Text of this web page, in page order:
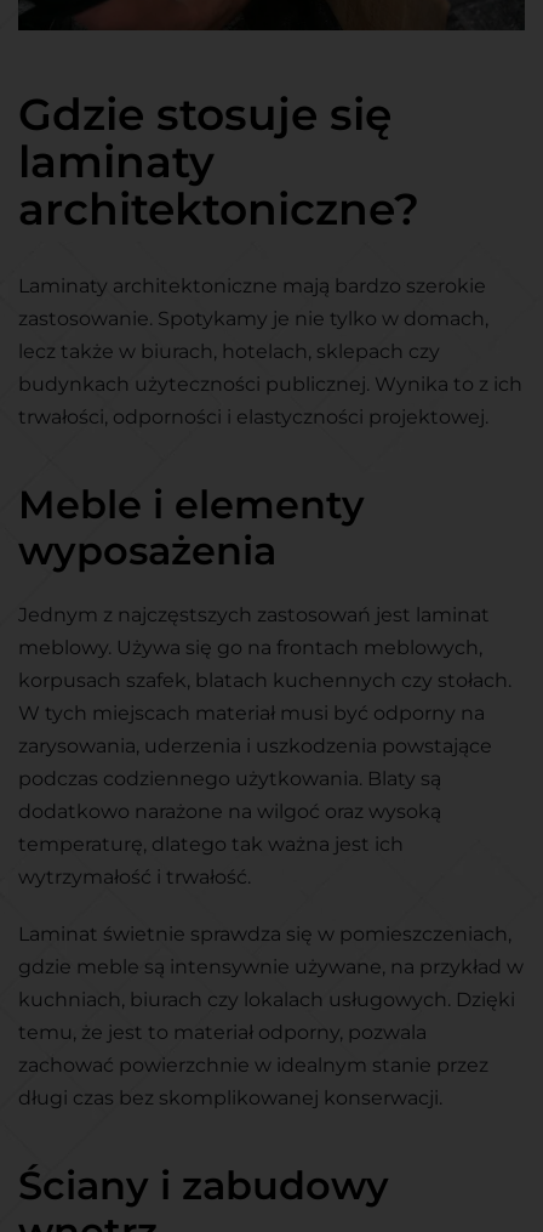
Gdzie stosuje się
laminaty
architektoniczne?
Laminaty architektoniczne mają bardzo szerokie
zastosowanie. Spotykamy je nie tylko w domach,
lecz także w biurach, hotelach, sklepach czy
budynkach użyteczności publicznej. Wynika to z ich
trwałości, odporności i elastyczności projektowej.
Meble i elementy
wyposażenia
Jednym z najczęstszych zastosowań jest laminat
meblowy. Używa się go na frontach meblowych,
korpusach szafek, blatach kuchennych czy stołach.
W tych miejscach materiał musi być odporny na
zarysowania, uderzenia i uszkodzenia powstające
podczas codziennego użytkowania. Blaty są
dodatkowo narażone na wilgoć oraz wysoką
temperaturę, dlatego tak ważna jest ich
wytrzymałość i trwałość.
Laminat świetnie sprawdza się w pomieszczeniach,
gdzie meble są intensywnie używane, na przykład w
kuchniach, biurach czy lokalach usługowych. Dzięki
temu, że jest to materiał odporny, pozwala
zachować powierzchnie w idealnym stanie przez
długi czas bez skomplikowanej konserwacji.
Ściany i zabudowy